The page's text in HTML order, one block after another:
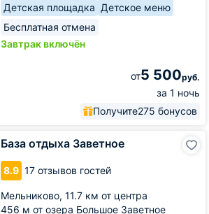
Детская площадка Детское меню
Бесплатная отмена
Завтрак включён
от5 500руб.
за 1 ночь
Получите275 бонусов
База отдыха Заветное
8.9 17 отзывов гостей
Мельниково, 11.7 км от центра
456 м от озера Большое Заветное